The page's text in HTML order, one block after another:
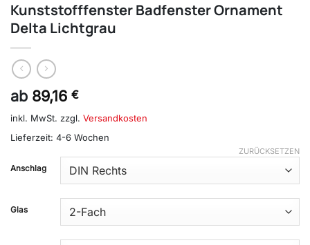
Kunststofffenster Badfenster Ornament
Delta Lichtgrau
ab 89,16 €
inkl. MwSt. zzgl. Versandkosten
Lieferzeit: 4-6 Wochen
Anschlag
Glas
ZURÜCKSETZEN